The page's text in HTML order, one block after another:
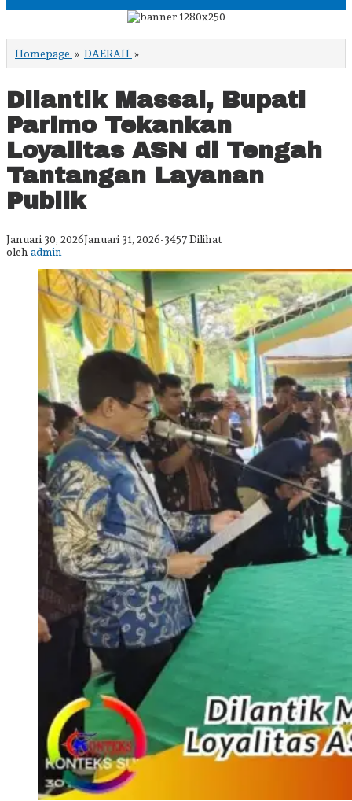
Homepage » DAERAH »
Massal,
Tekankan
Loyalitas
ASN
di
Tengah
Tantangan
Layanan
Dilantik Massal, Bupati
Parimo Tekankan
Loyalitas ASN di Tengah
Tantangan Layanan
Publik
Januari 30, 2026Januari 31, 2026oleh
-3457 Dilihat
oleh admin